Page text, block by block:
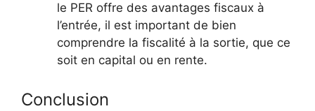
le PER offre des avantages fiscaux à
l’entrée, il est important de bien
comprendre la fiscalité à la sortie, que ce
soit en capital ou en rente.
Conclusion